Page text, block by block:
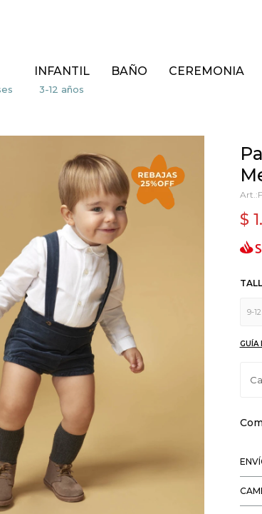
INFANTIL BAÑO CEREMONIA
$
9-
GUÍA